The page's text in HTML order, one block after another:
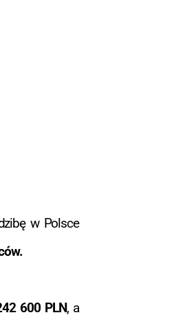
w Polsce
600 PLN, a